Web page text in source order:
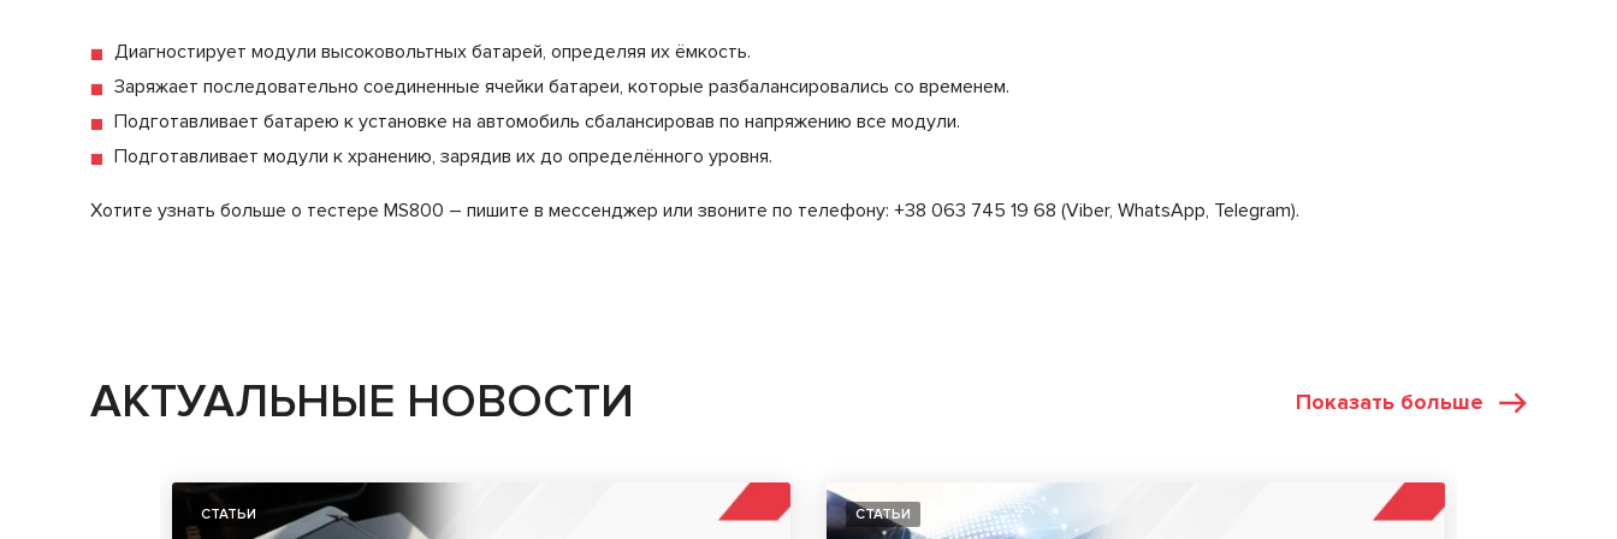
Диагностирует модули высоковольтных батарей, определяя их ёмкость.
Заряжает последовательно соединенные ячейки батареи, которые разбалансировались со временем.
Подготавливает батарею к установке на автомобиль сбалансировав по напряжению все модули.
Подготавливает модули к хранению, зарядив их до определённого уровня.
Хотите узнать больше о тестере MS800 – пишите в мессенджер или звоните по телефону: +38 063 745 19 68 (Viber, WhatsApp, Telegram).
АКТУАЛЬНЫЕ НОВОСТИ Показать больше
СТАТЬИ СТАТЬИ